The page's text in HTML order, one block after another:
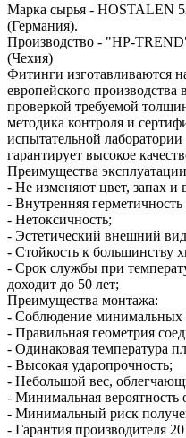
Марка сырья - HOSTALEN
(Германия).
Производство - "HP-
Фитинги изготавливаются
европейского производства
проверкой требуемой
методика контроля и
испытательной
гарантирует высокое
Преимущества
- Не изменяют цвет, запах и
- Внутренняя
- Нетоксичность;
- Эстетический внешний
- Стойкость к большинству
- Срок службы при
доходит до 50 лет;
Преимущества монтажа:
- Соблюдение минимальных
- Правильная геометрия
- Одинаковая температура
- Высокая ударопрочность;
- Небольшой вес,
- Минимальная вероятность
- Минимальный риск
- Гарантия производителя 20